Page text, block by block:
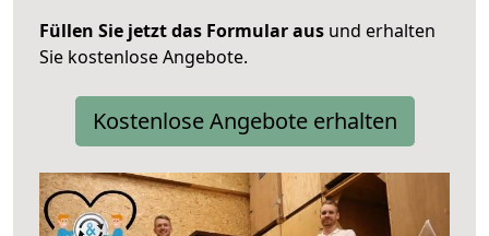
Füllen Sie jetzt das Formular aus und erhalten
Sie kostenlose Angebote.
Kostenlose Angebote erhalten